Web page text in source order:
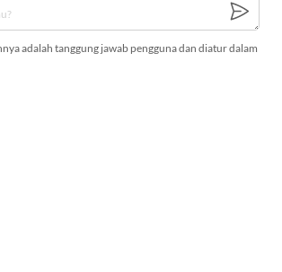
adalah tanggung jawab pengguna dan diatur dalam